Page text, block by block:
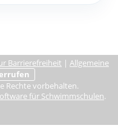
Barrierefreiheit | Allgemeine
Rechte vorbehalten.
für Schwimmschulen.